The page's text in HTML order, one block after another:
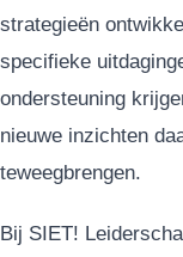
strategieën
specifieke
ondersteuning
nieuwe inzichten
teweegbrengen.
Bij SIET!